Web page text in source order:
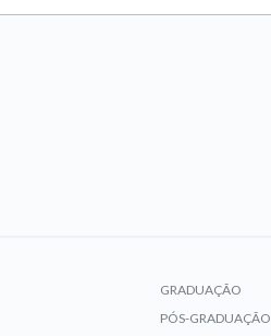
GRADUAÇÃO
PÓS-GRADUAÇÃO